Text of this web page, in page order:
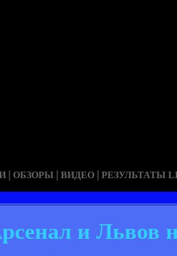
| ОБЗОРЫ | ВИДЕО | РЕЗУЛЬТАТЫ
и Львов